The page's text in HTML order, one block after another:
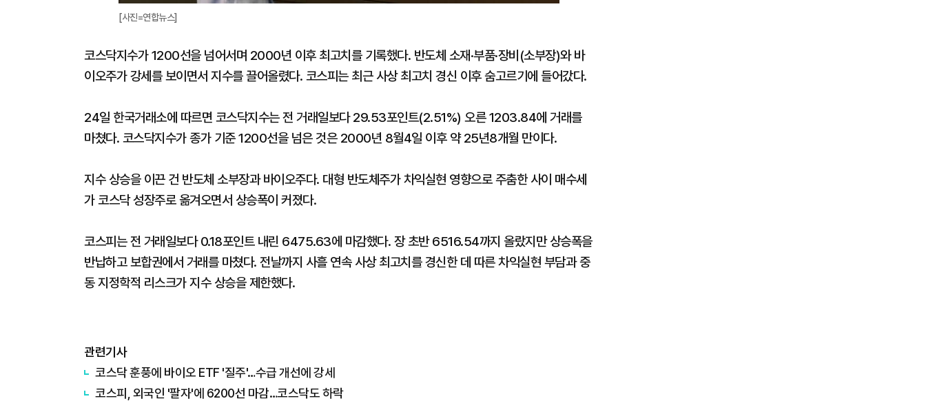
[사진=연합뉴스]
코스닥지수가 1200선을 넘어서며 2000년 이후 최고치를 기록했다. 반도체 소재·부품·장비(소부장)와 바
이오주가 강세를 보이면서 지수를 끌어올렸다. 코스피는 최근 사상 최고치 경신 이후 숨고르기에 들어갔다.
24일 한국거래소에 따르면 코스닥지수는 전 거래일보다 29.53포인트(2.51%) 오른 1203.84에 거래를
마쳤다. 코스닥지수가 종가 기준 1200선을 넘은 것은 2000년 8월4일 이후 약 25년8개월 만이다.
지수 상승을 이끈 건 반도체 소부장과 바이오주다. 대형 반도체주가 차익실현 영향으로 주춤한 사이 매수세
가 코스닥 성장주로 옮겨오면서 상승폭이 커졌다.
코스피는 전 거래일보다 0.18포인트 내린 6475.63에 마감했다. 장 초반 6516.54까지 올랐지만 상승폭을
반납하고 보합권에서 거래를 마쳤다. 전날까지 사흘 연속 사상 최고치를 경신한 데 따른 차익실현 부담과 중
동 지정학적 리스크가 지수 상승을 제한했다.
관련기사
코스닥 훈풍에 바이오 ETF '질주'…수급 개선에 강세
코스피, 외국인 '팔자'에 6200선 마감…코스닥도 하락